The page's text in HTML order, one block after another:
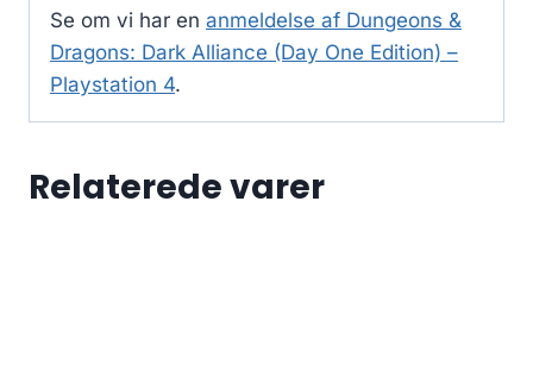
Se om vi har en anmeldelse af Dungeons &
Dragons: Dark Alliance (Day One Edition) –
Playstation 4.
Relaterede varer